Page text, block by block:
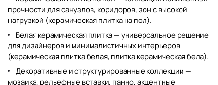
прочности для санузлов, коридоров, зон с высокой
нагрузкой (керамическая плитка на пол).
Белая керамическая плитка — универсальное решение
для дизайнеров и минималистичных интерьеров
(керамическая плитка белая, плитка керамическая бела).
Декоративные и структурированные коллекции —
мозаика, рельефные вставки, панно, акцентные